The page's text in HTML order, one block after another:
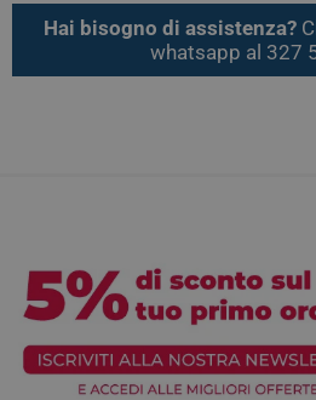
Hai bisogno di assistenza?
whatsapp al 327